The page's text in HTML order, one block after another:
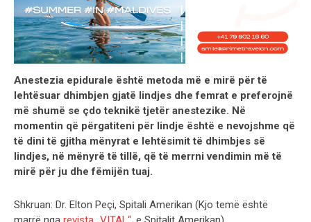
Anestezia epidurale është metoda më e mirë për të
lehtësuar dhimbjen gjatë lindjes dhe femrat e preferojnë
më shumë se çdo teknikë tjetër anestezike. Në
momentin që përgatiteni për lindje është e nevojshme që
të dini të gjitha mënyrat e lehtësimit të dhimbjes së
lindjes, në mënyrë të tillë, që të merrni vendimin më të
mirë për ju dhe fëmijën tuaj.
Shkruan: Dr. Elton Peçi, Spitali Amerikan (Kjo temë është